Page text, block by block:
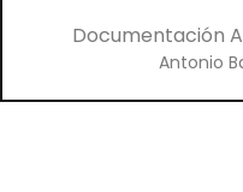
Documentación
Antonio